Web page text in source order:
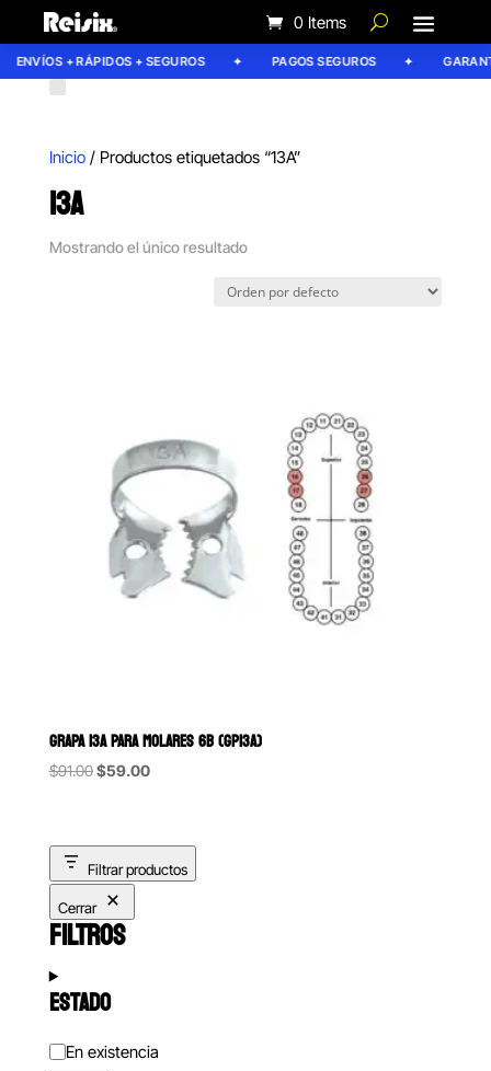
0 Items
ENVÍOS + RÁPIDOS + SEGUROS PAGOS SEGUROS
Inicio/ Productos etiquetados “13A”
13A
Mostrando el único resultado
GRAPA 13A PARA MOLARES 6B (GP13A)
$91.00Original
$91.00.
$59.00Current
$59.00.
Filtrar productos
Cerrar
FILTROS
ESTADO
Estado
En existencia